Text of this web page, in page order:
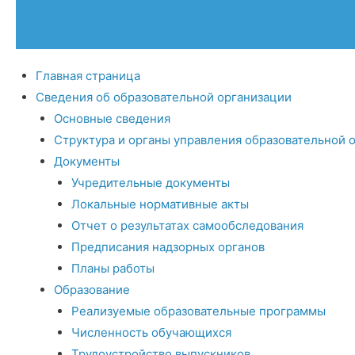
Главная страница
Сведения об образовательной организации
Основные сведения
Структура и органы управления образовательной
Документы
Учредительные документы
Локальные нормативные акты
Отчет о результатах самообследования
Предписания надзорных органов
Планы работы
Образование
Реализуемые образовательные программы
Численность обучающихся